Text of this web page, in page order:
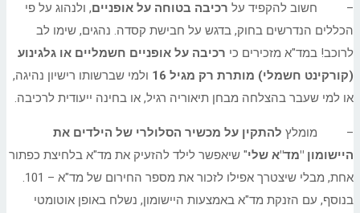
– חשוב להקפיד על רכיבה בטוחה על אופניים, ולנהוג על פי
הכללים הנדרשים בחוק, בדגש על חבישת קסדה. נהגים, שימו לב
לרוכב! במד"א מזכירים כי רכיבה על אופניים חשמליים או גלגינוע
(קורקינט חשמלי) מותרת רק מגיל 16
ולמי שברשותו רישיון נהיגה,
או למי שעבר בהצלחה מבחן תיאוריה רגיל, או בחינה ייעודית לרכיבה.
– מומלץ להתקין על מכשיר הסלולרי של הילדים את
היישומון "מד"א שלי" שיאפשר לילד להזעיק את מד"א בלחיצת כפתור
אחת, מבלי שיצטרך אפילו לזכור את מספר החירום של מד"א – 101.
בנוסף, עם הזנקת מד"א באמצעות היישומון, נשלח באופן אוטומטי